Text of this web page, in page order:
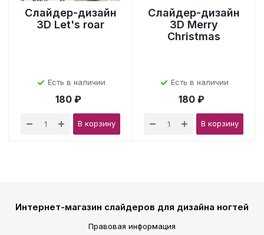
Слайдер-дизайн
3D Let's roar
Есть в наличии
180 ₽
В корзину
Слайдер-дизайн
3D Merry
Christmas
Есть в наличии
180 ₽
В корзину
Интернет-магазин слайдеров для дизайна ногтей
Правовая информация